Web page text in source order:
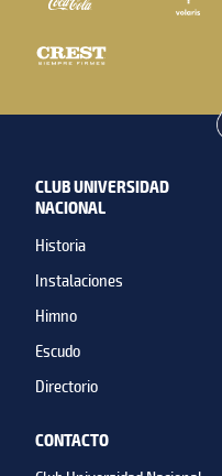
CLUB UNIVERSIDAD
NACIONAL
Historia
Instalaciones
Himno
Escudo
Directorio
CONTACTO